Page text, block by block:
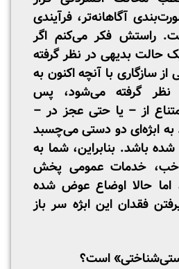
آگاهانه‌تر، فرآیندی
راستش فکر می‌کنم اگر
حالت بدیهی در نظر گرفته
سازگاری با آنچه اکنون به
نظر گرفته می‌شود، پس
از – یا حتی عجز در –
به ابژه‌ای دو دستی می‌چسبد
باشد. بنابراین، شما به
خدمات عمومی پخش
اما حالا اوضاع عوض شده
فقدان این ابژه سر باز
است؟